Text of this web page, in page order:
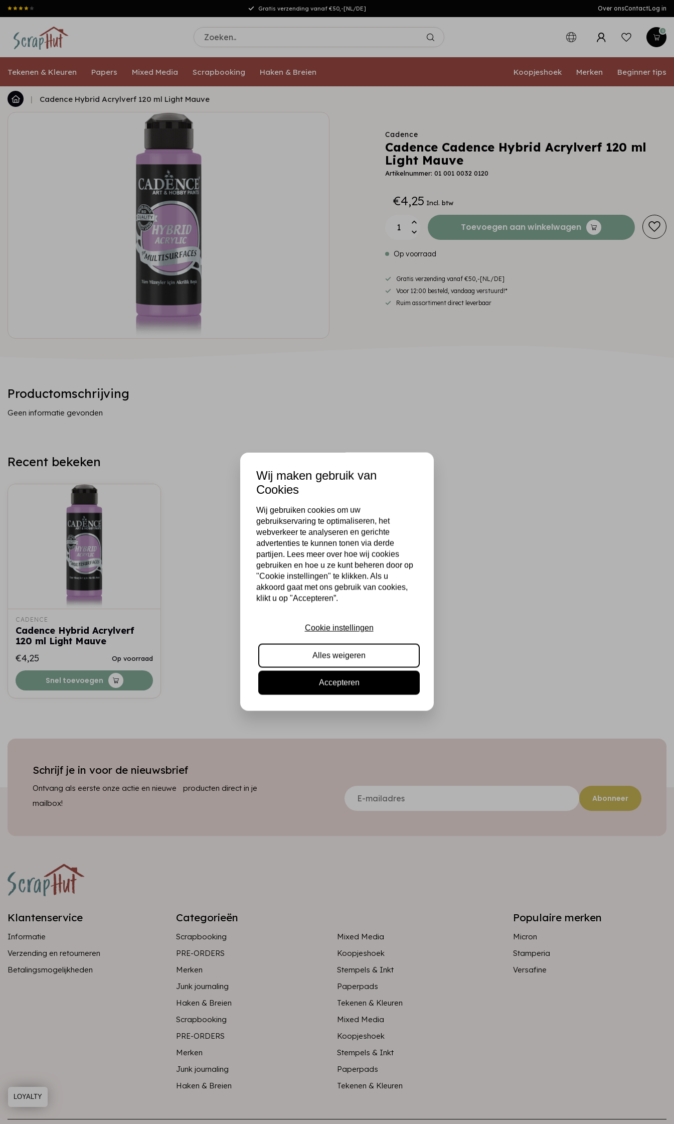
Gratis verzending vanaf €50,-[NL/DE] Over onsContactLog in
0
Tekenen & Kleuren Papers Mixed Media Scrapbooking Haken & Breien Koopjeshoek Merken Beginner tips
| Cadence Hybrid Acrylverf 120 ml Light Mauve
Cadence
Cadence Cadence Hybrid Acrylverf 120 ml
Light Mauve
Artikelnummer: 01 001 0032 0120
€4,25 Incl. btw
Toevoegen aan winkelwagen
Op voorraad
Gratis verzending vanaf €50,-[NL/DE]
Voor 12:00 besteld, vandaag verstuurd!*
Ruim assortiment direct leverbaar
Productomschrijving
Geen informatie gevonden
Recent bekeken
CADENCE
Cadence Hybrid Acrylverf
120 ml Light Mauve
€4,25
Op voorraad
Snel toevoegen
Schrijf je in voor de nieuwsbrief
Ontvang als eerste onze actie en nieuwe producten direct in je
mailbox!
Abonneer
Klantenservice
Informatie
Verzending en retourneren
Betalingsmogelijkheden
Categorieën
Scrapbooking
Mixed Media
PRE-ORDERS
Koopjeshoek
Merken
Stempels & Inkt
Junk journaling
Paperpads
Haken & Breien
Tekenen & Kleuren
Scrapbooking
Mixed Media
PRE-ORDERS
Koopjeshoek
Merken
Stempels & Inkt
Junk journaling
Paperpads
Haken & Breien
Tekenen & Kleuren
Populaire merken
Micron
Stamperia
Versafine
Wij maken gebruik van
Cookies
Wij gebruiken cookies om uw
gebruikservaring te optimaliseren, het
webverkeer te analyseren en gerichte
advertenties te kunnen tonen via derde
partijen. Lees meer over hoe wij cookies
gebruiken en hoe u ze kunt beheren door op
"Cookie instellingen" te klikken. Als u
akkoord gaat met ons gebruik van cookies,
klikt u op "Accepteren”.
Cookie instellingen
Alles weigeren
Accepteren
LOYALTY